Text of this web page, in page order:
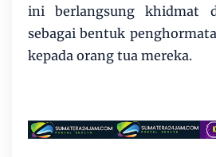
ini berlangsung khidmat
sebagai bentuk
kepada orang tua mereka.